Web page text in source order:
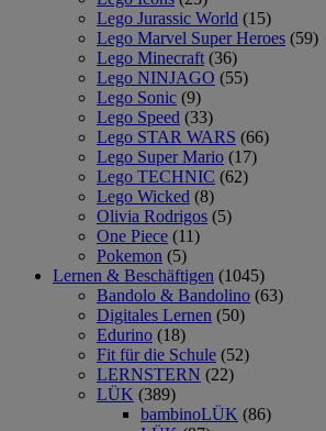
Lego Jurassic World (15)
Lego Marvel Super Heroes (59)
Lego Minecraft (36)
Lego NINJAGO (55)
Lego Sonic (9)
Lego Speed (33)
Lego STAR WARS (66)
Lego Super Mario (17)
Lego TECHNIC (62)
Lego Wicked (8)
Olivia Rodrigos (5)
One Piece (11)
Pokemon (5)
Lernen & Beschäftigen (1045)
Bandolo & Bandolino (63)
Digitales Lernen (50)
Edurino (18)
Fit für die Schule (52)
LERNSTERN (22)
LÜK (389)
bambinoLÜK (86)